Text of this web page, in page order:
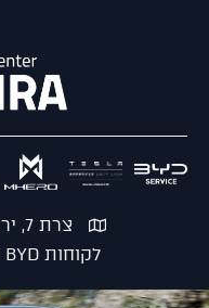
צרת 7, ירושלים
לקוחות BYD התקשרו: 02-6475010